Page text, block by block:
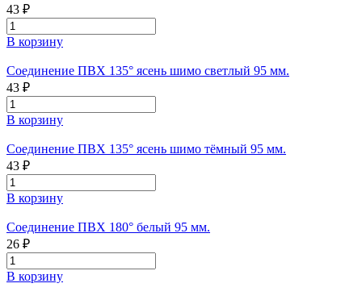
43 ₽
В корзину
Соединение ПВХ 135° ясень шимо светлый 95 мм.
43 ₽
В корзину
Соединение ПВХ 135° ясень шимо тёмный 95 мм.
43 ₽
В корзину
Соединение ПВХ 180° белый 95 мм.
26 ₽
В корзину